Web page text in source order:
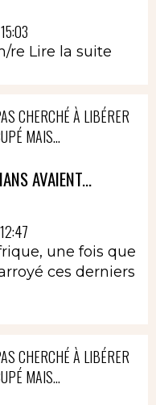
re Lire la suite
CHERCHÉ À LIBÉRER
MAIS...
AVAIENT...
une fois que
ces derniers
CHERCHÉ À LIBÉRER
MAIS...